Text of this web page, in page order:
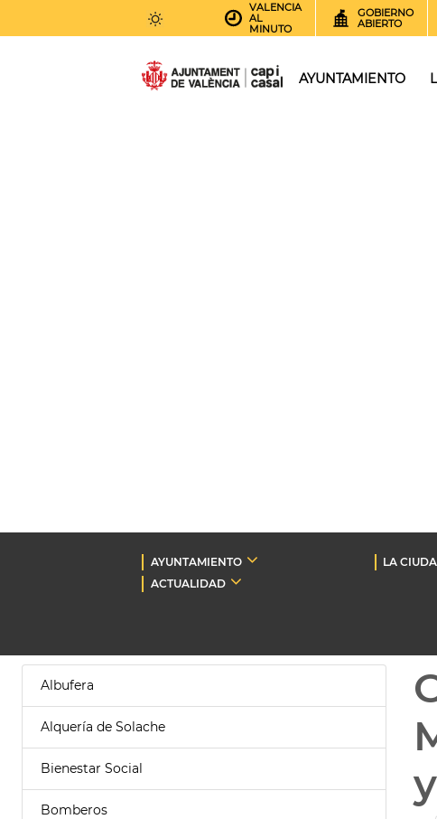
AEMET.GRADOS
VALENCIA
AL
MINUTO
GOBIERNO
ABIERTO
AYUNTAMIENTO
AYUNTAMIENTO LA
ACTUALIDAD
Albufera
Alquería de Solache
Bienestar Social
Bomberos